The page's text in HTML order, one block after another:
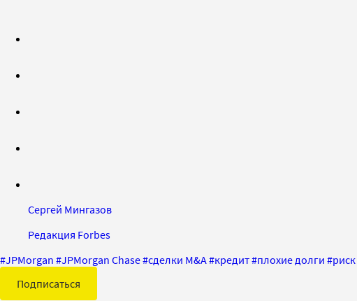
Сергей Мингазов
Редакция Forbes
#JPMorgan #JPMorgan Chase#сделки M&A#кредит#плохие долги #риск
Подписаться